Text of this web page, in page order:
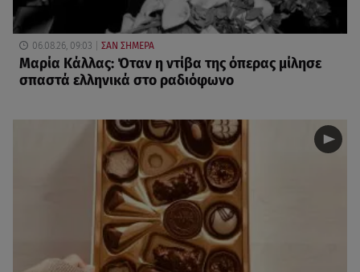
06.08.26, 09:03 ΣΑΝ ΣΗΜΕΡΑ
Μαρία Κάλλας: Όταν η ντίβα της όπερας μίλησε
σπαστά ελληνικά στο ραδιόφωνο